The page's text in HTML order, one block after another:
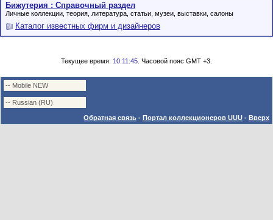
Бижутерия : Справочный раздел
Личные коллекции, теория, литература, статьи, музеи, выставки, салоны
Каталог известных фирм и дизайнеров
Текущее время: 10:11:45 . Часовой пояс GMT +3.
Обратная связь - Портал коллекционеров UUU - Вверх